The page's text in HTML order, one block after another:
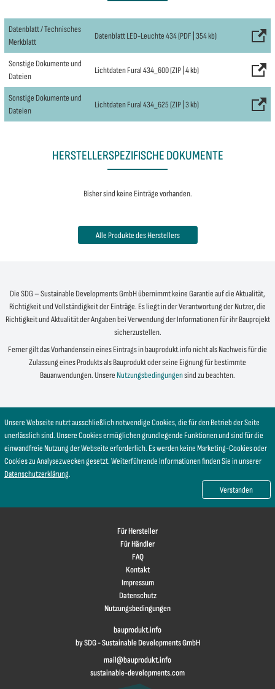
Datenblatt / Technisches
Merkblatt
Datenblatt LED-Leuchte 434 (PDF | 354 kb)
Sonstige Dokumente und
Dateien
Lichtdaten Fural 434_600 (ZIP | 4 kb)
Sonstige Dokumente und
Dateien
Lichtdaten Fural 434_625 (ZIP | 3 kb)
HERSTELLERSPEZIFISCHE DOKUMENTE
Bisher sind keine Einträge vorhanden.
Alle Produkte des Herstellers
Die SDG – Sustainable Developments GmbH übernimmt keine Garantie auf die Aktualität,
Richtigkeit und Vollständigkeit der Einträge. Es liegt in der Verantwortung der Nutzer, die
Richtigkeit und Aktualität der Angaben bei Verwendung der Informationen für ihr Bauprojekt
sicherzustellen.
Ferner gilt das Vorhandensein eines Eintrags in bauprodukt.info nicht als Nachweis für die
Zulassung eines Produkts als Bauprodukt oder seine Eignung für bestimmte
Bauanwendungen. Unsere Nutzungsbedingungensind zu beachten.
Unsere Webseite nutzt ausschließlich notwendige Cookies, die für den Betrieb der Seite
unerlässlich sind. Unsere Cookies ermöglichen grundlegende Funktionen und sind für die
einwandfreie Nutzung der Webseite erforderlich. Es werden keine Marketing-Cookies oder
Cookies zu Analysezwecken gesetzt. Weiterführende Informationen finden Sie in unserer
Datenschutzerklärung.
Verstanden
Für Hersteller
Für Händler
FAQ
Kontakt
Impressum
Datenschutz
Nutzungsbedingungen
bauprodukt.info
by SDG - Sustainable Developments GmbH
mail@bauprodukt.info
sustainable-developments.com